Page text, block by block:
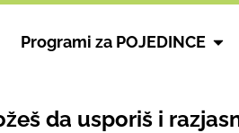
Programi za POJEDINCE
da usporiš i